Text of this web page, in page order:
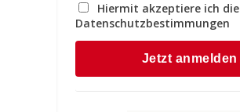
Hiermit akzeptiere ich die
Datenschutzbestimmungen